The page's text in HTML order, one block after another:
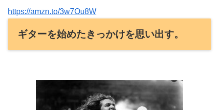
https://amzn.to/3w7Ou8W
ギターを始めたきっかけを思い出す。